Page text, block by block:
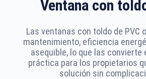
Ventana con
Las ventanas con toldo de PVC
mantenimiento, eficiencia
asequible, lo que las convierte
práctica para los propietarios
solución sin